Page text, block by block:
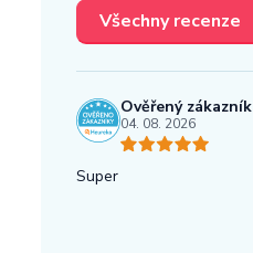
Všechny recenze
Ověřený zákazník
04. 08. 2026
Super